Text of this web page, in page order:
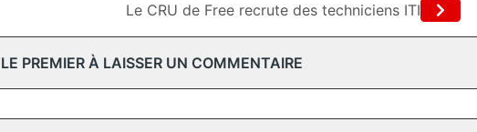
Le CRU de Free recrute des techniciens ITI
PREMIER À LAISSER UN COMMENTAIRE